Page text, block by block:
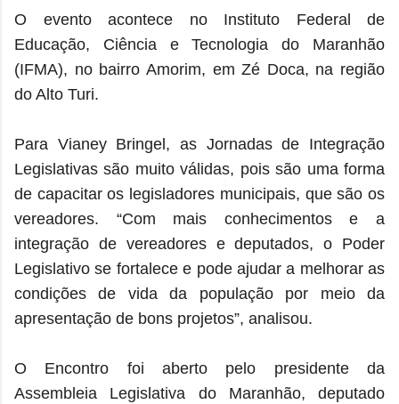
O evento acontece no Instituto Federal de
Educação, Ciência e Tecnologia do Maranhão
(IFMA), no bairro Amorim, em Zé Doca, na região
do Alto Turi.
Para Vianey Bringel, as Jornadas de Integração
Legislativas são muito válidas, pois são uma forma
de capacitar os legisladores municipais, que são os
vereadores. “Com mais conhecimentos e a
integração de vereadores e deputados, o Poder
Legislativo se fortalece e pode ajudar a melhorar as
condições de vida da população por meio da
apresentação de bons projetos”, analisou.
O Encontro foi aberto pelo presidente da
Assembleia Legislativa do Maranhão, deputado